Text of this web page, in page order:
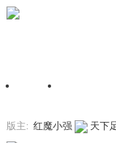
首页
版主: 红魔小强 天下